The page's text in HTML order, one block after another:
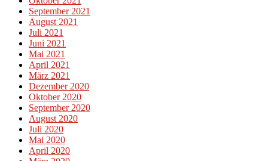
September 2021
August 2021
Juli 2021
Juni 2021
Mai 2021
April 2021
März 2021
Dezember 2020
Oktober 2020
September 2020
August 2020
Juli 2020
Mai 2020
April 2020